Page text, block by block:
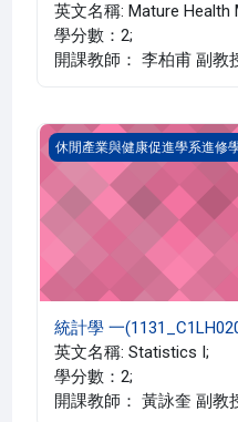
英文名稱: Mature Health
學分數：2;
開課教師： 李柏甫 副教
統計學 一
休閒產業與健康促進學系進修
統計學 一
英文名稱: Statistics I;
學分數：2;
開課教師： 黃詠奎 副教